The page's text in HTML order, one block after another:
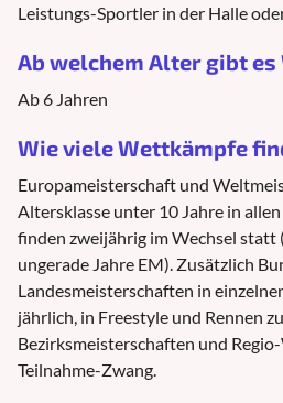
Leistungs-Sportler in der Halle
Ab welchem Alter gibt
Ab 6 Jahren
Wie viele Wettkämpfe
Europameisterschaft und
Altersklasse unter 10 Jahre in
finden zweijährig im Wechsel statt
ungerade Jahre EM). Zusätzlich
Landesmeisterschaften in
jährlich, in Freestyle und Rennen
Bezirksmeisterschaften und
Teilnahme-Zwang.